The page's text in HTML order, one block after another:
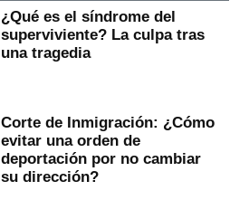
¿Qué es el síndrome del
superviviente? La culpa tras
una tragedia
Corte de Inmigración: ¿Cómo
evitar una orden de
deportación por no cambiar
su dirección?